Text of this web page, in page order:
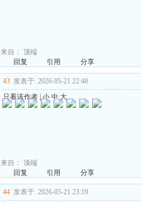
来自： 顶端
回复
引用 分享
43 发表于: 2026-05-21 22:48
只看该作者 |小 中 大
来自： 顶端
回复
引用 分享
44 发表于: 2026-05-21 23:19